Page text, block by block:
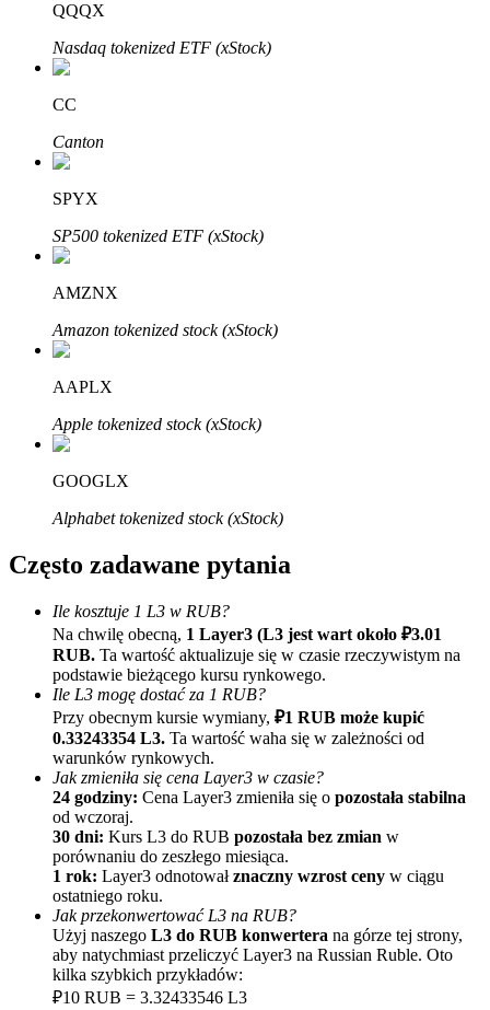
Aż do 65% prowizji!
Polecaj
Zaproś przyjaciela, aby otrzymać nagrody pieniężne
Deposit CASHCAT & Win
Deposit CASHCAT & Win
QQQX
Nasdaq tokenized ETF (xStock)
CC
Canton
SPYX
SP500 tokenized ETF (xStock)
AMZNX
Amazon tokenized stock (xStock)
AAPLX
Apple tokenized stock (xStock)
GOOGLX
Alphabet tokenized stock (xStock)
Często zadawane pytania
Ile kosztuje 1 L3 w RUB?
Na chwilę obecną, 1 Layer3 (L3 jest wart około ₽3.01
RUB. Ta wartość aktualizuje się w czasie rzeczywistym na
podstawie bieżącego kursu rynkowego.
Ile L3 mogę dostać za 1 RUB?
Przy obecnym kursie wymiany, ₽1 RUB może kupić
0.33243354 L3. Ta wartość waha się w zależności od
warunków rynkowych.
Jak zmieniła się cena Layer3 w czasie?
24 godziny: Cena Layer3 zmieniła się o pozostała stabilna
od wczoraj.
30 dni: Kurs L3 do RUB pozostała bez zmian w
porównaniu do zeszłego miesiąca.
1 rok: Layer3 odnotowałznaczny wzrost ceny w ciągu
ostatniego roku.
Jak przekonwertować L3 na RUB?
Użyj naszego L3 do RUB konwertera na górze tej strony,
aby natychmiast przeliczyć Layer3 na Russian Ruble. Oto
kilka szybkich przykładów:
₽10 RUB = 3.32433546 L3